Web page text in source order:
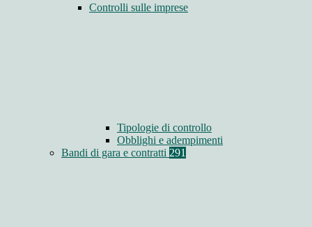
Controlli sulle imprese
Tipologie di controllo
Obblighi e adempimenti
Bandi di gara e contratti 291